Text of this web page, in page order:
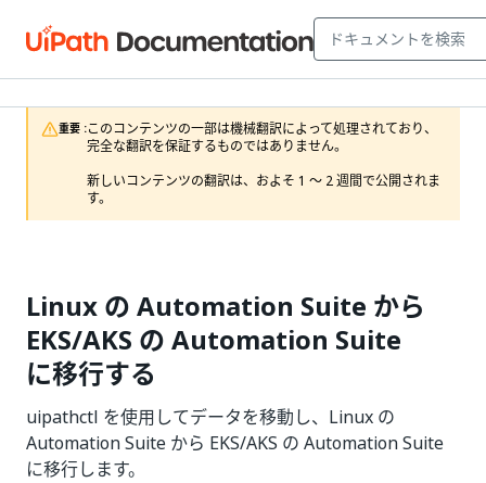
重要 :このコンテンツの一部は機械翻訳によって処理されており、
完全な翻訳を保証するものではありません。
新しいコンテンツの翻訳は、およそ 1 ～ 2 週間で公開されま
す。
Linux の Automation Suite から
EKS/AKS の Automation Suite
に移行する
uipathctl を使用してデータを移動し、Linux の
Automation Suite から EKS/AKS の Automation Suite
に移行します。